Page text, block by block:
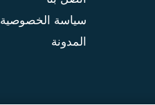
سياسة الخصوصية
المدونة